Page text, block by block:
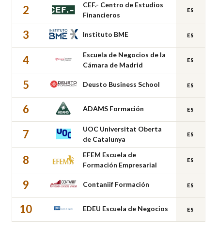
2
CEF.- Centro de Estudios
Financieros
ES
3 Instituto BME ES
4
Escuela de Negocios de la
Cámara de Madrid
ES
5 Deusto Business School ES
6 ADAMS Formación ES
7
UOC Universitat Oberta
de Catalunya
ES
8
EFEM Escuela de
Formación Empresarial
ES
9 Contaniif Formación ES
10 EDEU Escuela de Negocios ES